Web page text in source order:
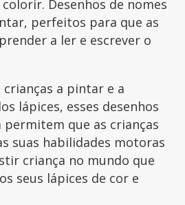
Desenhos de nomes
perfeitos para que as
a ler e escrever o
a pintar e a
lápices, esses desenhos
que as crianças
suas habilidades motoras
criança no mundo que
seus lápices de cor e